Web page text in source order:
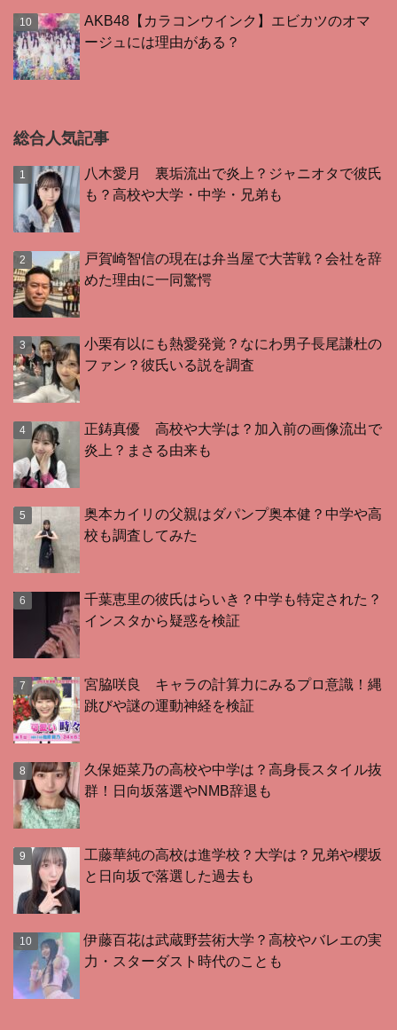
AKB48【カラコンウインク】エビカツのオマ
ージュには理由がある？
総合人気記事
八木愛月 裏垢流出で炎上？ジャニオタで彼氏
も？高校や大学・中学・兄弟も
戸賀崎智信の現在は弁当屋で大苦戦？会社を辞
めた理由に一同驚愕
小栗有以にも熱愛発覚？なにわ男子長尾謙杜の
ファン？彼氏いる説を調査
正鋳真優 高校や大学は？加入前の画像流出で
炎上？まさる由来も
奥本カイリの父親はダパンプ奥本健？中学や高
校も調査してみた
千葉恵里の彼氏はらいき？中学も特定された？
インスタから疑惑を検証
宮脇咲良 キャラの計算力にみるプロ意識！縄
跳びや謎の運動神経を検証
久保姫菜乃の高校や中学は？高身長スタイル抜
群！日向坂落選やNMB辞退も
工藤華純の高校は進学校？大学は？兄弟や櫻坂
と日向坂で落選した過去も
伊藤百花は武蔵野芸術大学？高校やバレエの実
力・スターダスト時代のことも